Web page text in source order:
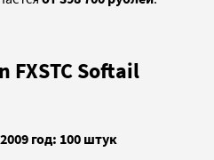
FXSTC Softail
год: 100 штук